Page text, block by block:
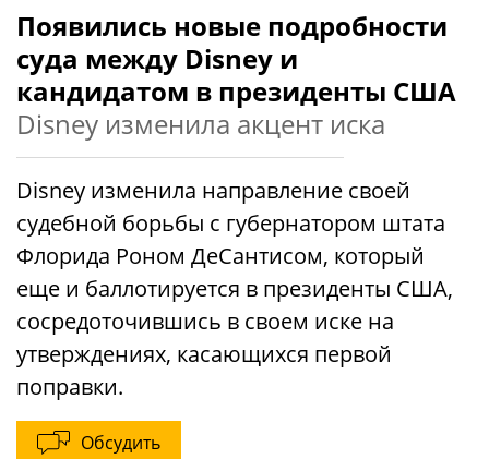
Появились новые подробности
суда между Disney и
кандидатом в президенты США
Disney изменила акцент иска
Disney изменила направление своей
судебной борьбы с губернатором штата
Флорида Роном ДеСантисом, который
еще и баллотируется в президенты США,
сосредоточившись в своем иске на
утверждениях, касающихся первой
поправки.
Обсудить